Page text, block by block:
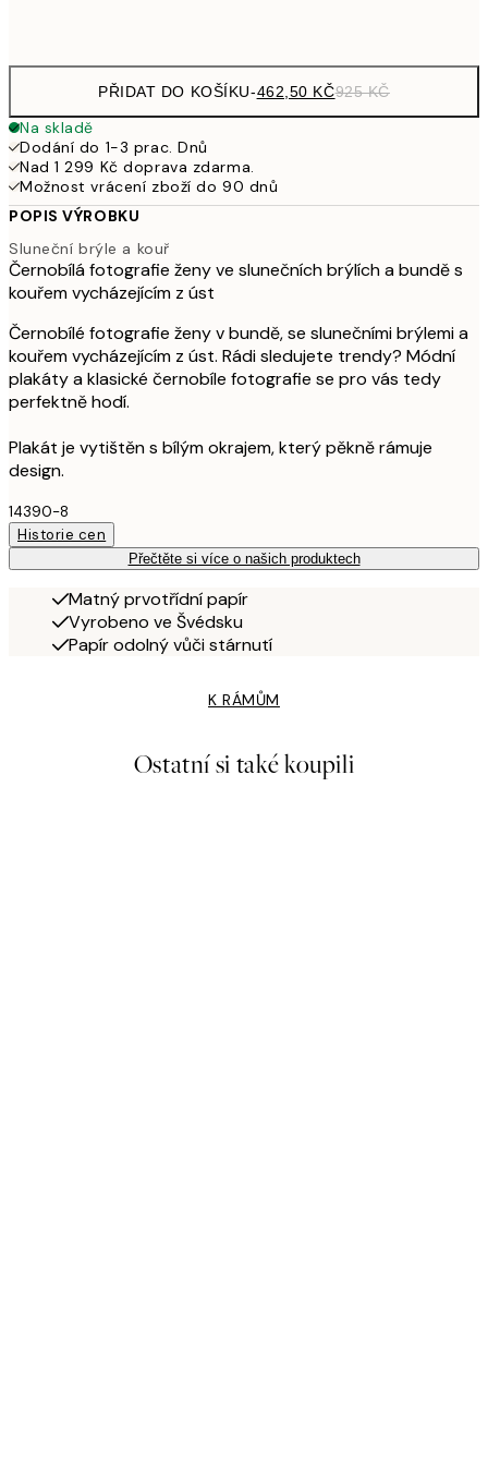
PŘIDAT DO KOŠÍKU-462,50 KČ925 KČ
Na skladě
Dodání do 1-3 prac. Dnů
Nad 1 299 Kč doprava zdarma.
Možnost vrácení zboží do 90 dnů
POPIS VÝROBKU
Sluneční brýle a kouř
Černobílá fotografie ženy ve slunečních brýlích a bundě s
kouřem vycházejícím z úst
Černobílé fotografie ženy v bundě, se slunečními brýlemi a
kouřem vycházejícím z úst. Rádi sledujete trendy? Módní
plakáty a klasické černobíle fotografie se pro vás tedy
perfektně hodí.
Plakát je vytištěn s bílým okrajem, který pěkně rámuje
design.
14390-8
Historie cen
Přečtěte si více o našich produktech
Matný prvotřídní papír
Vyrobeno ve Švédsku
Papír odolný vůči stárnutí
K RÁMŮM
Ostatní si také koupili